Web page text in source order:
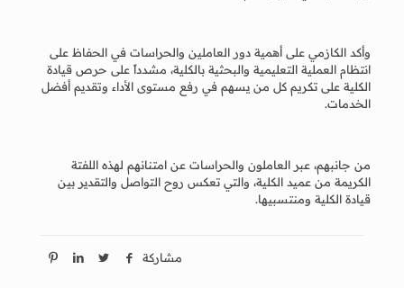
وأكد الكازمي على أهمية دور العاملين والحراسات في الحفاظ على
انتظام العملية التعليمية والبحثية بالكلية، مشدداً على حرص قيادة
الكلية على تكريم كل من يسهم في رفع مستوى الأداء وتقديم أفضل
الخدمات.
من جانبهم، عبر العاملون والحراسات عن امتنانهم لهذه اللفتة
الكريمة من عميد الكلية، والتي تعكس روح التواصل والتقدير بين
قيادة الكلية ومنتسبيها.
مشاركة